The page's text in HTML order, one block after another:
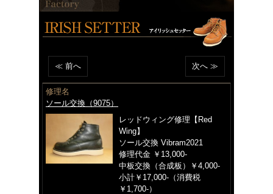
≪ 前へ 次へ ≫
修理名
ソール交換（9075）
レッドウィング修理【Red
Wing】
ソール交換 Vibram2021
修理代金 ￥13,000-
中板交換（合成板）￥4,000-
小計￥17,000-（消費税
￥1,700-）